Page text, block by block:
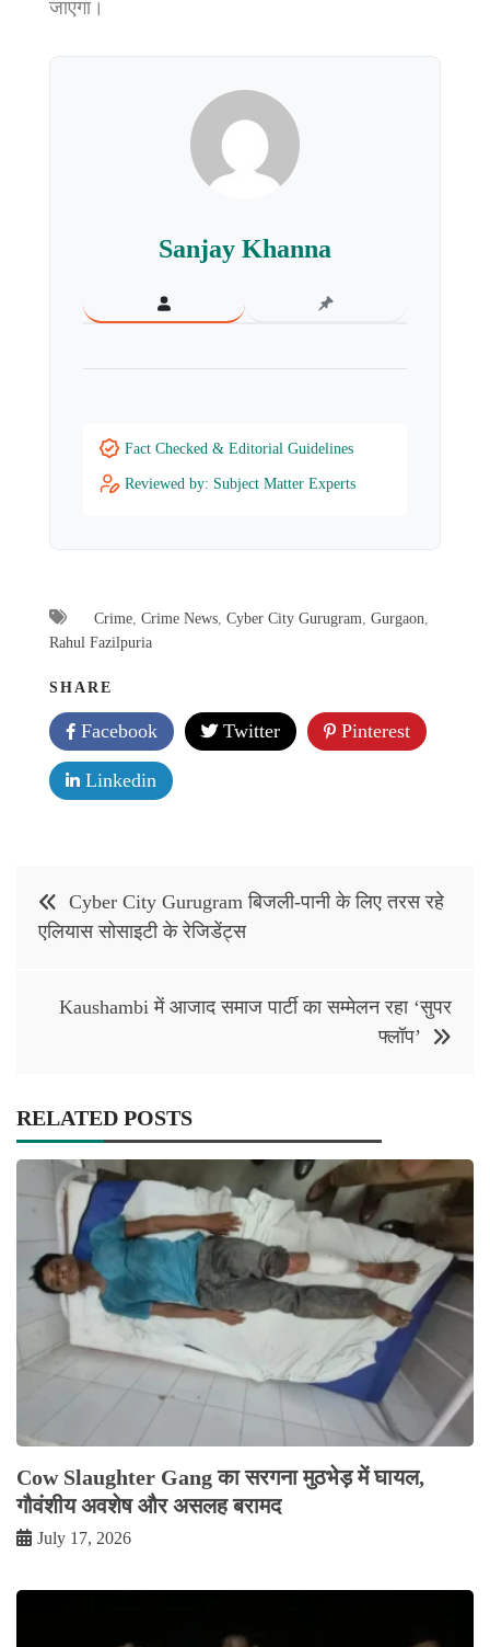
जाएगा।
Sanjay Khanna
Fact Checked & Editorial Guidelines
Reviewed by: Subject Matter Experts
Crime Crime News Cyber City Gurugram Gurgaon
Rahul Fazilpuria
SHARE
Facebook Twitter Pinterest
Linkedin
navigation
Cyber City Gurugram बिजली-पानी के लिए तरस रहे
एलियास सोसाइटी के रेजिडेंट्स
Kaushambi में आजाद समाज पार्टी का सम्मेलन रहा ‘सुपर
फ्लॉप’
RELATED POSTS
Cow Slaughter Gang का सरगना मुठभेड़ में घायल,
गौवंशीय अवशेष और असलह बरामद
July 17, 2026